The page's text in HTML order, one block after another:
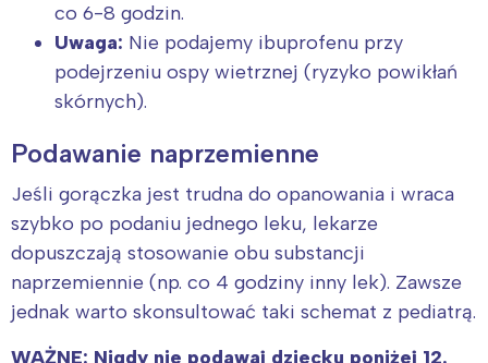
co 6-8 godzin.
Uwaga: Nie podajemy ibuprofenu przy
podejrzeniu ospy wietrznej (ryzyko powikłań
skórnych).
Podawanie naprzemienne
Jeśli gorączka jest trudna do opanowania i wraca
szybko po podaniu jednego leku, lekarze
dopuszczają stosowanie obu substancji
naprzemiennie (np. co 4 godziny inny lek). Zawsze
jednak warto skonsultować taki schemat z pediatrą.
WAŻNE: Nigdy nie podawaj dziecku poniżej 12.